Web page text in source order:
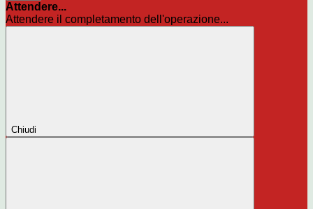
Attendere...
Attendere il completamento dell'operazione...
Chiudi